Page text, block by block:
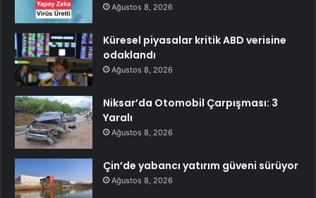
Ağustos 8, 2026
Küresel piyasalar kritik ABD verisine
odaklandı
Ağustos 8, 2026
Niksar’da Otomobil Çarpışması: 3
Yaralı
Ağustos 8, 2026
Çin’de yabancı yatırım güveni sürüyor
Ağustos 8, 2026